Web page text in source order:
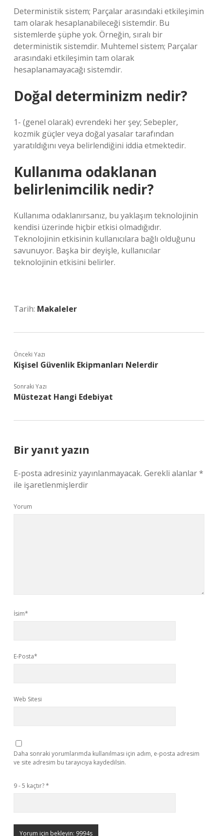
Deterministik sistem; Parçalar arasındaki etkileşimin
tam olarak hesaplanabileceği sistemdir. Bu
sistemlerde şüphe yok. Örneğin, sıralı bir
deterministik sistemdir. Muhtemel sistem; Parçalar
arasındaki etkileşimin tam olarak
hesaplanamayacağı sistemdir.
Doğal determinizm nedir?
1- (genel olarak) evrendeki her şey; Sebepler,
kozmik güçler veya doğal yasalar tarafından
yaratıldığını veya belirlendiğini iddia etmektedir.
Kullanıma odaklanan
belirlenimcilik nedir?
Kullanıma odaklanırsanız, bu yaklaşım teknolojinin
kendisi üzerinde hiçbir etkisi olmadığıdır.
Teknolojinin etkisinin kullanıcılara bağlı olduğunu
savunuyor. Başka bir deyişle, kullanıcılar
teknolojinin etkisini belirler.
Tarih: Makaleler
Önceki Yazı
Kişisel Güvenlik Ekipmanları Nelerdir
Sonraki Yazı
Müstezat Hangi Edebiyat
Bir yanıt yazın
E-posta adresiniz yayınlanmayacak. Gerekli alanlar*
ile işaretlenmişlerdir
Yorum
İsim*
E-Posta*
Web Sitesi
Daha sonraki yorumlarımda kullanılması için adım, e-posta adresim
ve site adresim bu tarayıcıya kaydedilsin.
9 - 5 kaçtır?*